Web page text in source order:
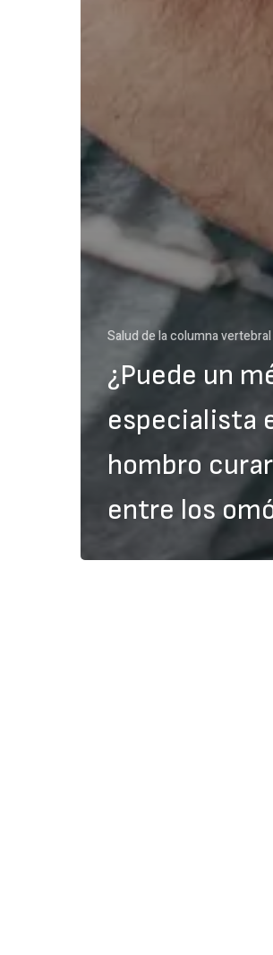
Salud de la columna vertebral
¿Puede un
especialista
hombro
entre los